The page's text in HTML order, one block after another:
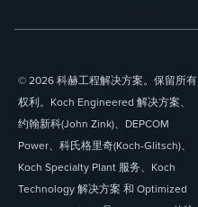
© 2026 科赫工程解决方案。保留所有
权利。Koch Engineered 解决方案、
约翰新科(John Zink)、DEPCOM
Power、科氏格里奇(Koch-Glitsch)、
Koch Specialty Plant 服务、Koch
Technology 解决方案 和 Optimized